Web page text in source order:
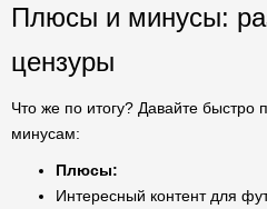
Плюсы и минусы:
цензуры
Что же по итогу? Давайте
минусам:
Плюсы:
Интересный контент для